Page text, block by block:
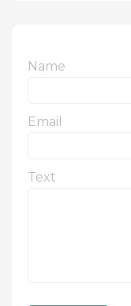
Name
Email
Text